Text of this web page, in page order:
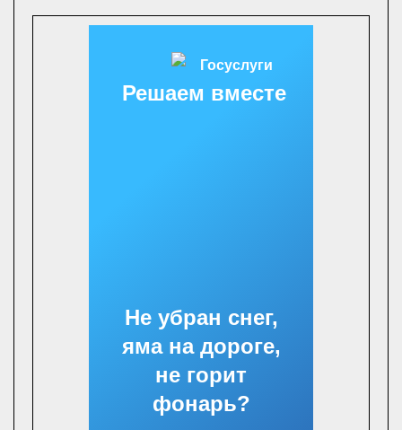
Решаем вместе
Не убран снег,
яма на дороге,
не горит
фонарь?